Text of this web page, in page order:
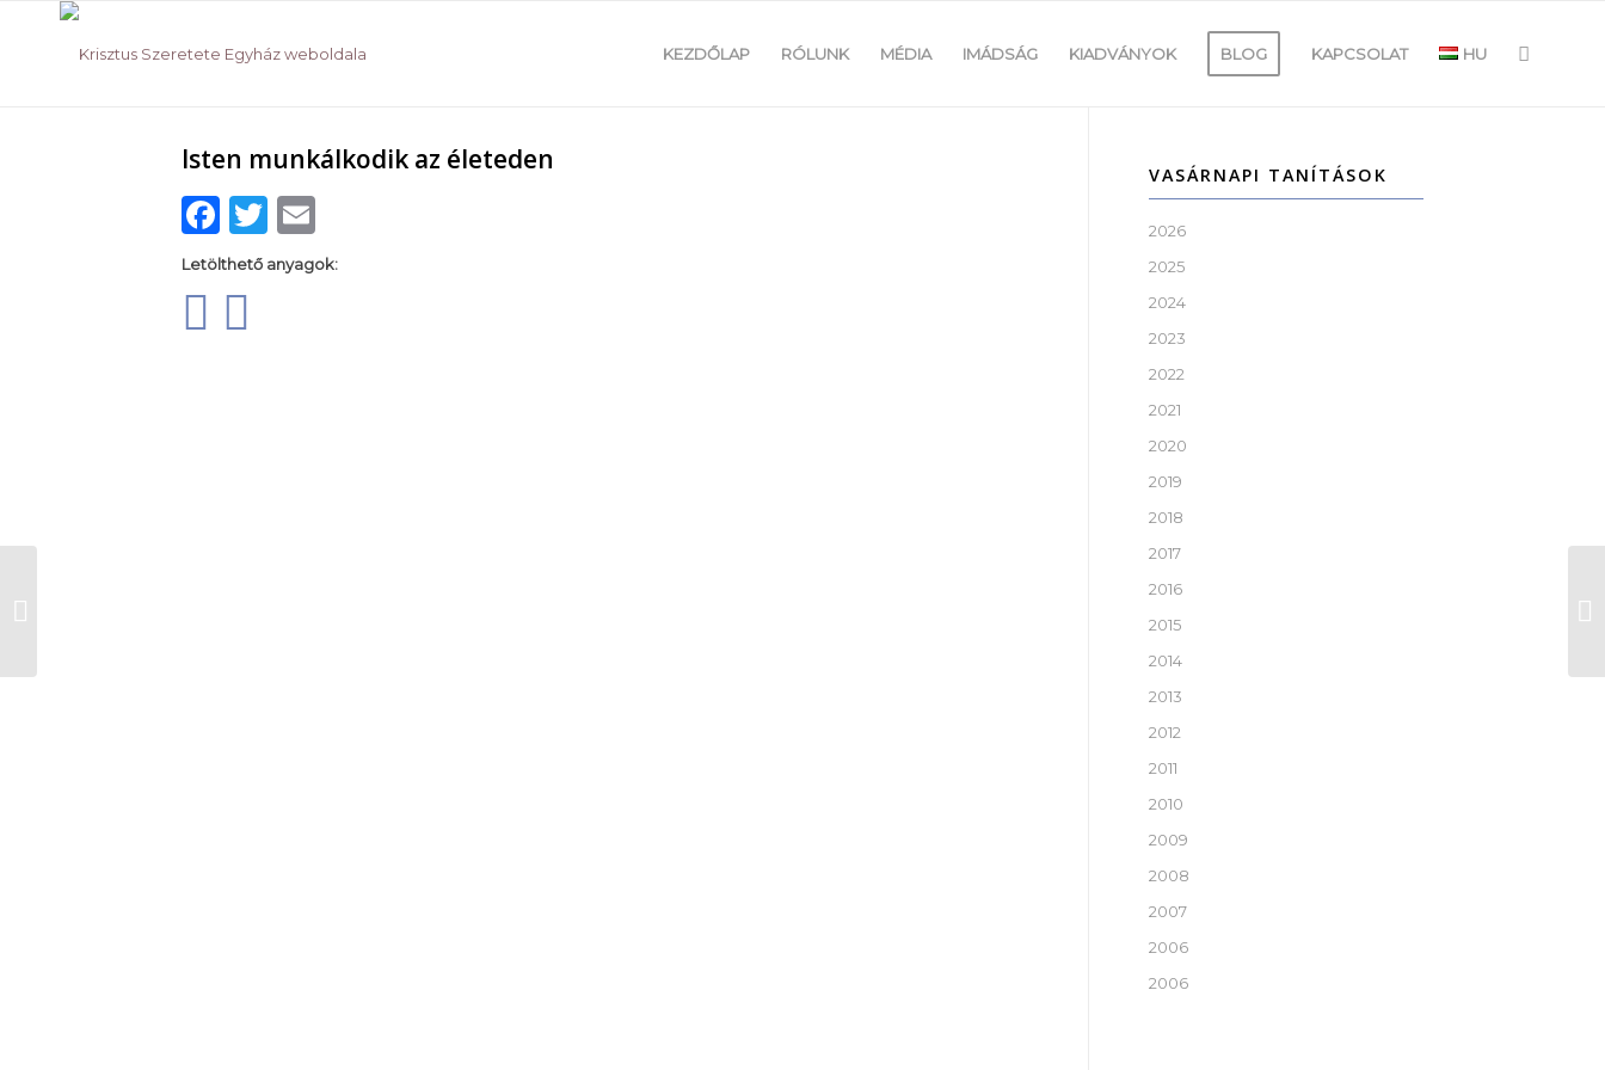
KEZDŐLAP RÓLUNK MÉDIA IMÁDSÁG KIADVÁNYOK BLOG KAPCSOLAT HU
Isten munkálkodik az életeden
Facebook
Twitter
VASÁRNAPI TANÍTÁSOK
2026
2025
2024
2023
2022
2021
2020
2019
2018
2017
2016
2015
2014
2013
2012
2011
2010
2009
2008
2007
2006
2006